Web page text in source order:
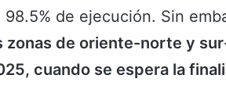
de ejecución. Sin
zonas de oriente-norte y
cuando se espera la